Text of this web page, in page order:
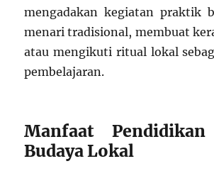
mengadakan kegiatan praktik
menari tradisional, membuat
atau mengikuti ritual lokal
pembelajaran.
Manfaat Pendidikan
Budaya Lokal